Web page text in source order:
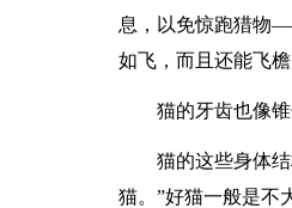
息，以免惊跑猎物
如飞，而且还能飞
猫的牙齿也像
猫的这些身体
猫。”好猫一般是不